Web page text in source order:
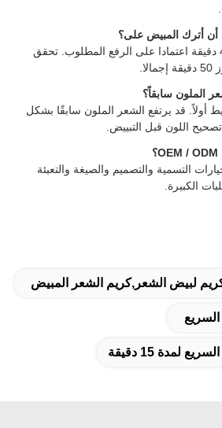
أترك المبيض على؟
وقت المعالجة 15-45 دقيقة اعتمادا على الرفع المطلوب. تحقق
سابقاً؟
أولاً. قد يرتفع الشعر الملون سابقًا بشكل
اللون قبل التبييض.
التسمية والتصميم والصيغة والتعبئة
الكبيرة.
لبيض الشعر,كريم الشعر المبيض
لمدة 15 دقيقة